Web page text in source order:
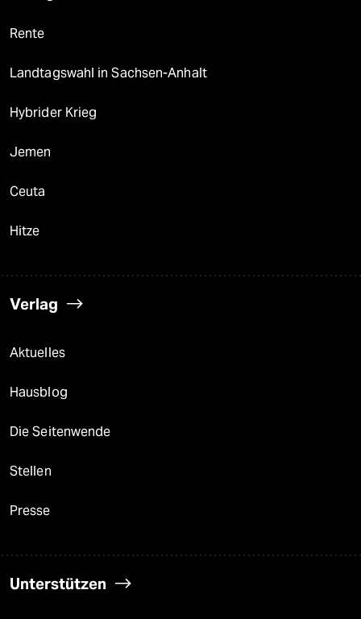
Rente
Landtagswahl in Sachsen-Anhalt
Hybrider Krieg
Jemen
Ceuta
Hitze
Verlag
Aktuelles
Hausblog
Die Seitenwende
Stellen
Presse
Unterstützen